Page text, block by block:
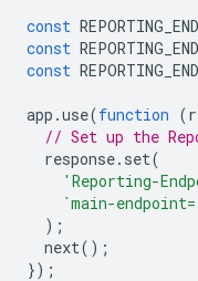
const
const
const
app .use(function (
// Set up the
response. set(
'Reporting-
`main-
);
next();
});